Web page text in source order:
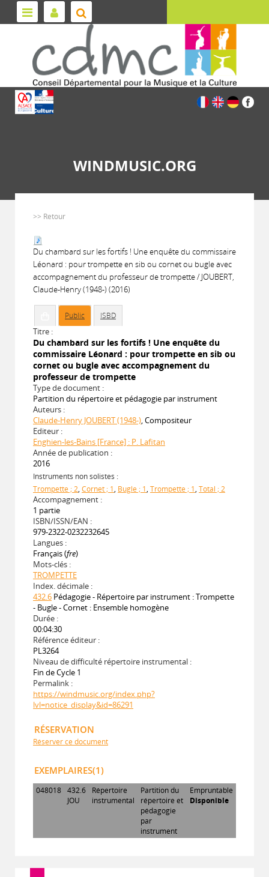
WINDMUSIC.ORG
>> Retour
Du chambard sur les fortifs ! Une enquête du commissaire
Léonard : pour trompette en sib ou cornet ou bugle avec
accompagnement du professeur de trompette / JOUBERT,
Claude-Henry (1948-) (2016)
Public ISBD
Titre :
Du chambard sur les fortifs ! Une enquête du
commissaire Léonard : pour trompette en sib ou
cornet ou bugle avec accompagnement du
professeur de trompette
Type de document :
Partition du répertoire et pédagogie par instrument
Auteurs :
Claude-Henry JOUBERT (1948-), Compositeur
Editeur :
Enghien-les-Bains [France] : P. Lafitan
Année de publication :
2016
Instruments non solistes :
Trompette ; 2, Cornet ; 1, Bugle ; 1, Trompette ; 1, Total ; 2
Accompagnement :
1 partie
ISBN/ISSN/EAN :
979-2322-0232232645
Langues :
Français (fre)
Mots-clés :
TROMPETTE
Index. décimale :
432.6 Pédagogie - Répertoire par instrument : Trompette
- Bugle - Cornet : Ensemble homogène
Durée :
00:04:30
Référence éditeur :
PL3264
Niveau de difficulté répertoire instrumental :
Fin de Cycle 1
Permalink :
https://windmusic.org/index.php?
lvl=notice_display&id=86291
RÉSERVATION
Réserver ce document
EXEMPLAIRES(1)
048018 432.6
JOU
Répertoire
instrumental
Partition du
répertoire et
pédagogie
par
instrument
Empruntable
Disponible